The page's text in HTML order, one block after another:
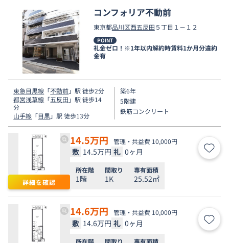
コンフォリア不動前
東京都品川区西五反田５丁目１－１２
POINT
礼金ゼロ！※1年以内解約時賃料1か月分違約
金有
東急目黒線 「不動前」駅 徒歩2分
都営浅草線 「五反田 」駅 徒歩14
分
山手線 「目黒」駅 徒歩13分
築6年
5階建
鉄筋コンクリート
詳細を確認
14.5万円 管理・共益費 10,000円
敷 14.5万円 礼 0ヶ月 お気
所在階
1階
間取り
1K
専有面積
25.52㎡
14.6万円 管理・共益費 10,000円
敷 14.6万円 礼 0ヶ月 お気